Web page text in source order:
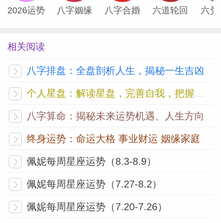
导引出新的周期：你在彼时及新年初付诸实
事，周四的满月也标志着某种巅峰时刻。土
星——当前正位于关系宫内——在周日转入
逆行，因此也许一段二人关系会与此有所关
联，又或是某个个人或公司会做出了能够影
响你未来的行动。
『天蝎座』新的一天。
天王星在你的二人关系宫位内施展了7年的
影响力，而他即将短暂歇口气。天王星是关
于改变与多样的，但虽然结识新奇有趣之人
2026运势 八字姻缘 八字合婚 六道轮回 六爻
相关阅读
八字排盘：全盘剖析人生，揭秘一生吉凶
个人星盘：解读星盘，完善自我，把握未来
八字算命：揭秘未来运势机遇、人生方向
终身运势：命运大格 事业财运 姻缘家庭
佩妮每周星座运势（8.3-8.9）
佩妮每周星座运势（7.27-8.2）
佩妮每周星座运势（7.20-7.26）